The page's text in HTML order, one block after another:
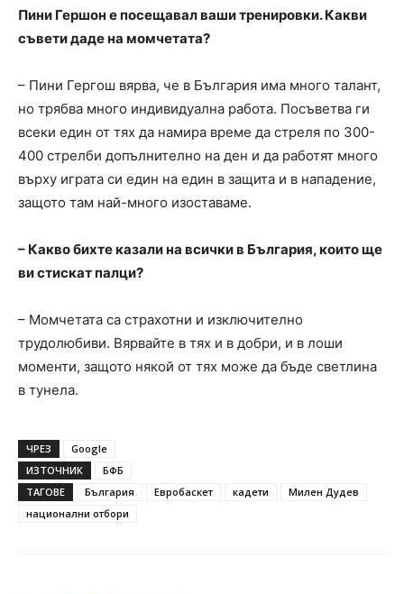
Пини Гершон е посещавал ваши тренировки. Какви
съвети даде на момчетата?
– Пини Гергош вярва, че в България има много талант,
но трябва много индивидуална работа. Посъветва ги
всеки един от тях да намира време да стреля по 300-
400 стрелби допълнително на ден и да работят много
върху играта си един на един в защита и в нападение,
защото там най-много изоставаме.
– Какво бихте казали на всички в България, които ще
ви стискат палци?
– Момчетата са страхотни и изключително
трудолюбиви. Вярвайте в тях и в добри, и в лоши
моменти, защото някой от тях може да бъде светлина
в тунела.
ЧРЕЗ
Google
ИЗТОЧНИК
БФБ
ТАГОВЕ
България Евробаскет кадети
Милен Дудев
национални отбори